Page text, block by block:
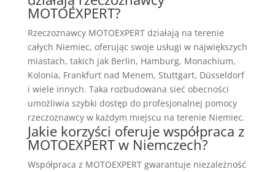
MOTOEXPERT?
Rzeczoznawcy MOTOEXPERT działają na terenie
całych Niemiec, oferując swoje usługi w największych
miastach, takich jak Berlin, Hamburg, Monachium,
Kolonia, Frankfurt nad Menem, Stuttgart, Düsseldorf
i wiele innych. Taka rozbudowana sieć obecności
umożliwia szybki dostęp do profesjonalnej pomocy
rzeczoznawcy w każdym miejscu na terenie Niemiec.
Jakie korzyści oferuje współpraca z
MOTOEXPERT w Niemczech?
Współpraca z MOTOEXPERT gwarantuje niezależność